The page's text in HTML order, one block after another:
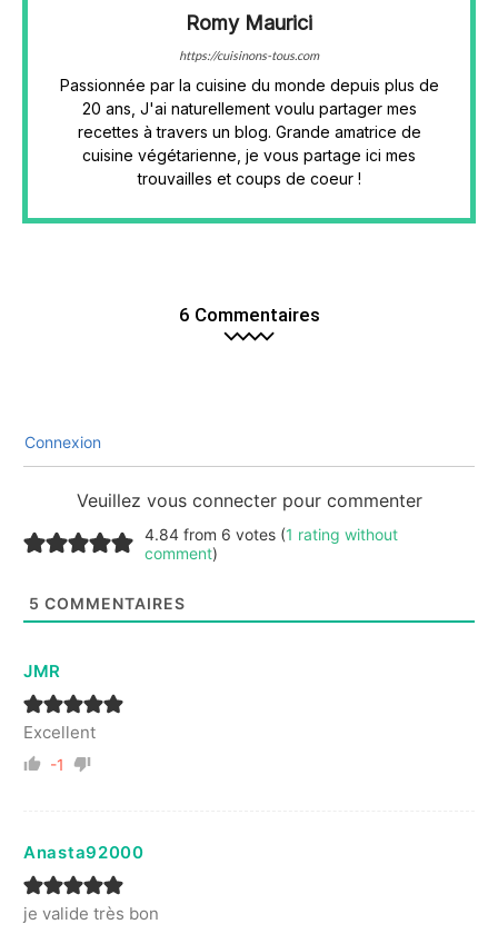
Romy Maurici
https://cuisinons-tous.com
Passionnée par la cuisine du monde depuis plus de
20 ans, J'ai naturellement voulu partager mes
recettes à travers un blog. Grande amatrice de
cuisine végétarienne, je vous partage ici mes
trouvailles et coups de coeur !
6 Commentaires
Connexion
Veuillez vous connecter pour commenter
4.84 from 6 votes (1 rating without
comment)
5 COMMENTAIRES
JMR
Excellent
-1
Anasta92000
je valide très bon